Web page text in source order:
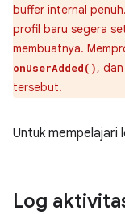
buffer internal
profil baru segera
membuatnya.
onUserAdded(),
tersebut.
Untuk mempelajari
Log